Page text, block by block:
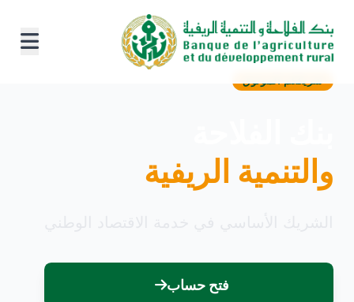
والتنمية الريفية
فتح حساب